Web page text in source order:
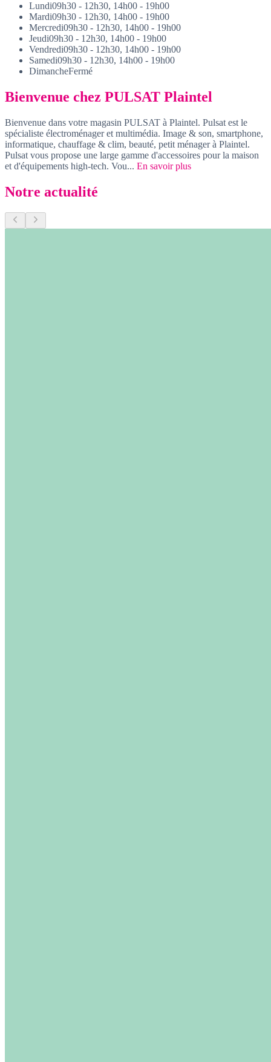
Lundi09h30 - 12h30, 14h00 - 19h00
Mardi09h30 - 12h30, 14h00 - 19h00
Mercredi09h30 - 12h30, 14h00 - 19h00
Jeudi09h30 - 12h30, 14h00 - 19h00
Vendredi09h30 - 12h30, 14h00 - 19h00
Samedi09h30 - 12h30, 14h00 - 19h00
DimancheFermé
Bienvenue chez PULSAT Plaintel
Bienvenue dans votre magasin PULSAT à Plaintel. Pulsat est le
spécialiste électroménager et multimédia. Image & son, smartphone,
informatique, chauffage & clim, beauté, petit ménager à Plaintel.
Pulsat vous propose une large gamme d'accessoires pour la maison
et d'équipements high-tech. Vou... En savoir plus
Notre actualité